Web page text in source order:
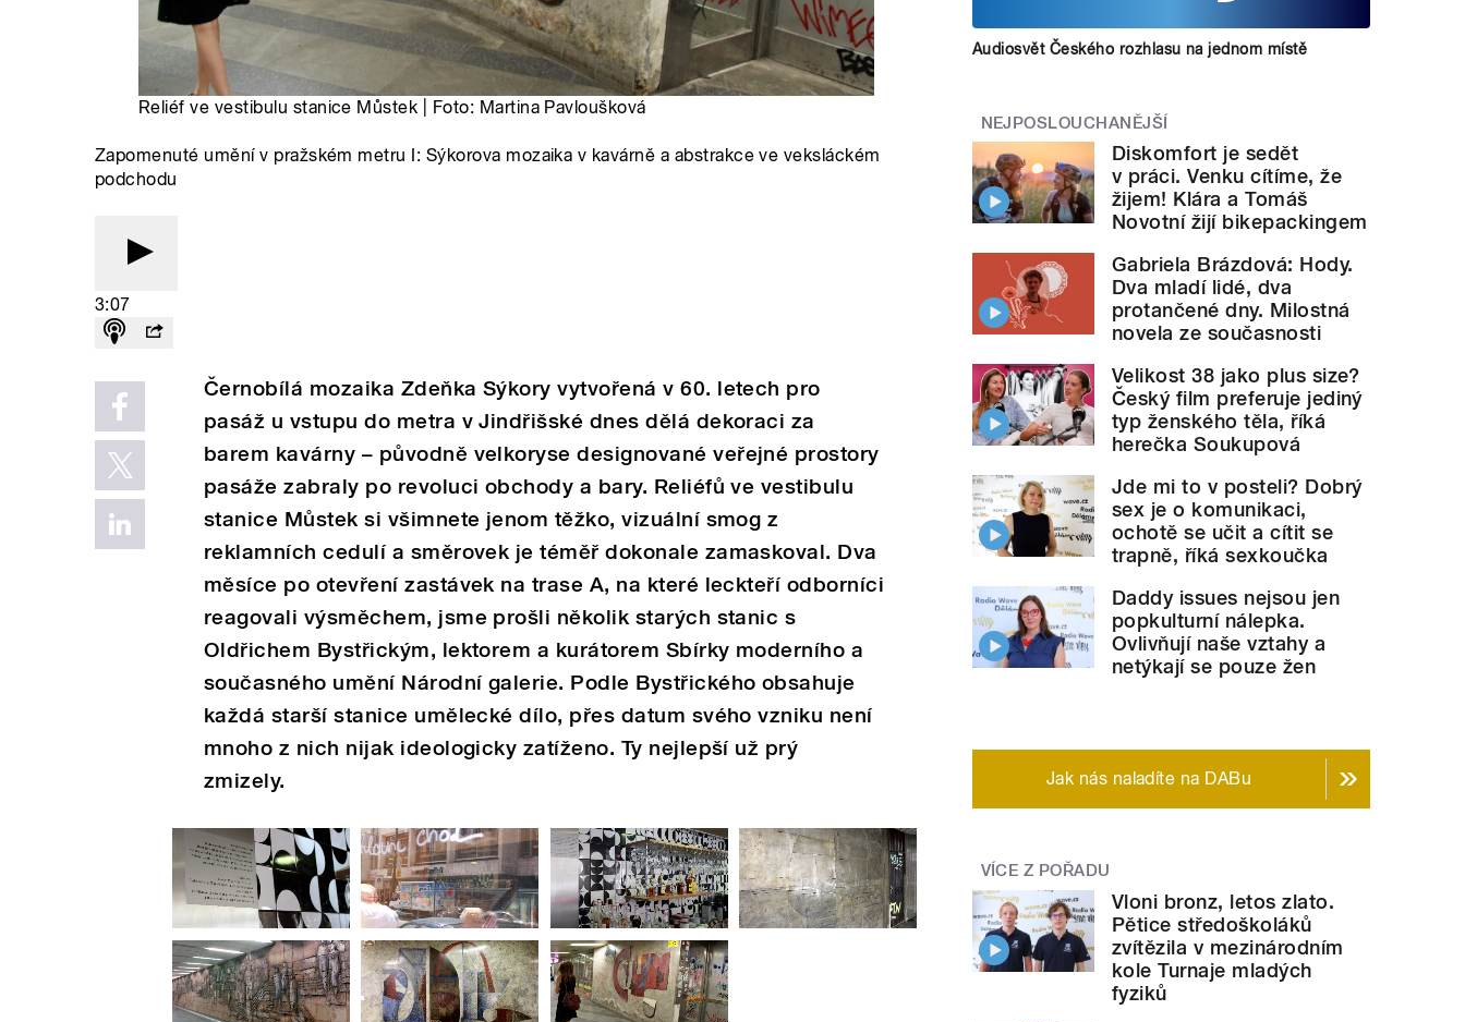
Reliéf ve vestibulu stanice Můstek | Foto: Martina Pavloušková
Zapomenuté umění v pražském metru I: Sýkorova mozaika v kavárně a abstrakce ve veksláckém
podchodu
3:07
Černobílá mozaika Zdeňka Sýkory vytvořená v 60. letech pro
pasáž u vstupu do metra v Jindřišské dnes dělá dekoraci za
barem kavárny – původně velkoryse designované veřejné prostory
pasáže zabraly po revoluci obchody a bary. Reliéfů ve vestibulu
stanice Můstek si všimnete jenom těžko, vizuální smog z
reklamních cedulí a směrovek je téměř dokonale zamaskoval. Dva
měsíce po otevření zastávek na trase A, na které leckteří odborníci
reagovali výsměchem, jsme prošli několik starých stanic s
Oldřichem Bystřickým, lektorem a kurátorem Sbírky moderního a
současného umění Národní galerie. Podle Bystřického obsahuje
každá starší stanice umělecké dílo, přes datum svého vzniku není
mnoho z nich nijak ideologicky zatíženo. Ty nejlepší už prý
zmizely.
Audiosvět Českého rozhlasu na jednom místě
NEJPOSLOUCHANĚJŠÍ
Diskomfort je sedět
v práci. Venku cítíme, že
žijem! Klára a Tomáš
Novotní žijí bikepackingem
Gabriela Brázdová: Hody.
Dva mladí lidé, dva
protančené dny. Milostná
novela ze současnosti
Velikost 38 jako plus size?
Český film preferuje jediný
typ ženského těla, říká
herečka Soukupová
Jde mi to v posteli? Dobrý
sex je o komunikaci,
ochotě se učit a cítit se
trapně, říká sexkoučka
Daddy issues nejsou jen
popkulturní nálepka.
Ovlivňují naše vztahy a
netýkají se pouze žen
Jak nás naladíte na DABu
VÍCE Z POŘADU
Vloni bronz, letos zlato.
Pětice středoškoláků
zvítězila v mezinárodním
kole Turnaje mladých
fyziků